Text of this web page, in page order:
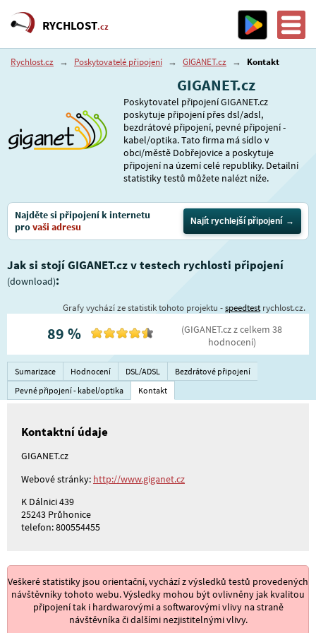
RYCHLOST.cz
Rychlost.cz → Poskytovatelé připojení → GIGANET.cz → Kontakt
GIGANET.cz
Poskytovatel připojení GIGANET.cz
poskytuje připojení přes dsl/adsl,
bezdrátové připojení, pevné připojení -
kabel/optika. Tato firma má sídlo v
obci/městě Dobřejovice a poskytuje
připojení na území celé republiky. Detailní
statistiky testů můžete nalézt níže.
Najděte si připojení k internetu
provaši adresu Najít rychlejší připojení
Jak si stojí GIGANET.cz v testech rychlosti připojení
(download):
Grafy vychází ze statistik tohoto projektu -speedtestrychlost.cz.
89 % (GIGANET.czz celkem 38
hodnocení)
Sumarizace Hodnocení DSL/ADSL
Bezdrátové připojení
Pevné připojení - kabel/optika
Kontakt
Kontaktní údaje
GIGANET.cz
Webové stránky: http://www.giganet.cz
K Dálnici 439
25243 Průhonice
telefon: 800554455
Veškeré statistiky jsou orientační, vychází z výsledků testů provedených
návštěvníky tohoto webu. Výsledky mohou být ovlivněny jak kvalitou
připojení tak i hardwarovými a softwarovými vlivy na straně
návštěvníka či dalšími nezjistitelnými vlivy.